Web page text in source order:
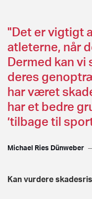
"Det er vigtigt
atleterne, når
Dermed kan vi
deres
har været
har et bedre
’tilbage til
Michael Ries Dünweber
Kan vurdere